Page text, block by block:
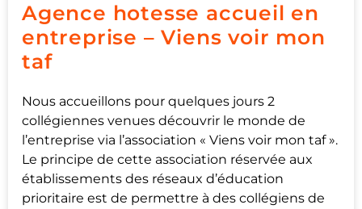
Agence hotesse accueil en
entreprise – Viens voir mon
taf
Nous accueillons pour quelques jours 2
collégiennes venues découvrir le monde de
l’entreprise via l’association « Viens voir mon taf ».
Le principe de cette association réservée aux
établissements des réseaux d’éducation
prioritaire est de permettre à des collégiens de